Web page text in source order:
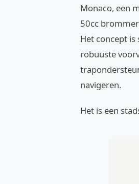
Monaco, een
50cc
Het concept
robuuste
navigeren.
Het is een